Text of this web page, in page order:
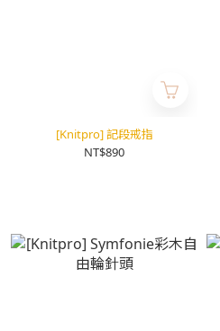
[Knitpro] 記段戒指
NT$890